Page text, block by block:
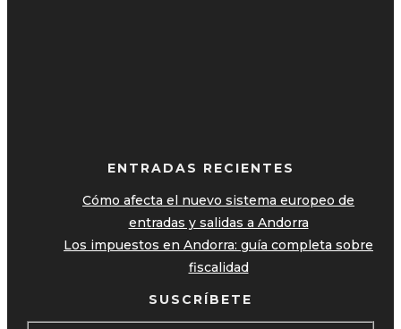
ENTRADAS RECIENTES
Cómo afecta el nuevo sistema europeo de
entradas y salidas a Andorra
Los impuestos en Andorra: guía completa sobre
fiscalidad
SUSCRÍBETE